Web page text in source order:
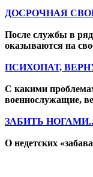
ДОСРОЧНАЯ
После службы в
оказываются на
ПСИХОПАТ,
С какими
военнослужащие,
ЗАБИТЬ
О недетских